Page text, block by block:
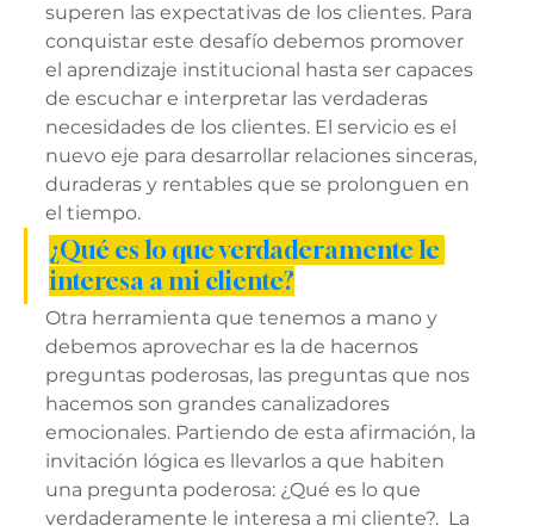
superen las expectativas de los clientes. Para
conquistar este desafío debemos promover
el aprendizaje institucional hasta ser capaces
de escuchar e interpretar las verdaderas
necesidades de los clientes. El servicio es el
nuevo eje para desarrollar relaciones sinceras,
duraderas y rentables que se prolonguen en
el tiempo.
¿Qué es lo que verdaderamente le
interesa a mi cliente?
Otra herramienta que tenemos a mano y
debemos aprovechar es la de hacernos
preguntas poderosas, las preguntas que nos
hacemos son grandes canalizadores
emocionales. Partiendo de esta afirmación, la
invitación lógica es llevarlos a que habiten
una pregunta poderosa: ¿Qué es lo que
verdaderamente le interesa a mi cliente?.  La